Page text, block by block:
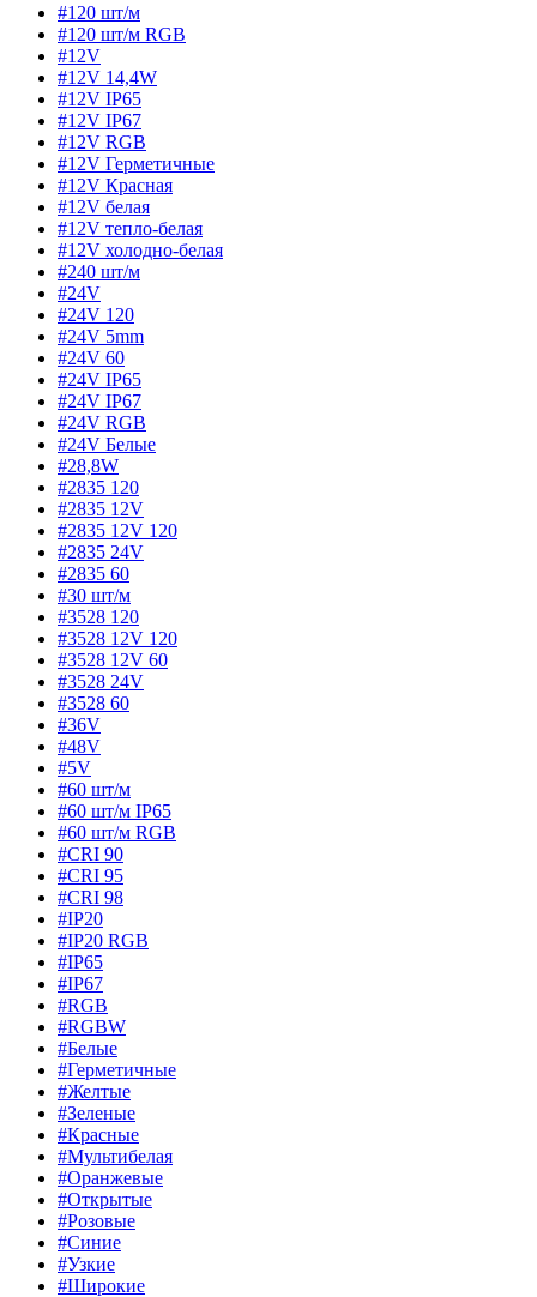
#120 шт/м
#120 шт/м RGB
#12V
#12V 14,4W
#12V IP65
#12V IP67
#12V RGB
#12V Герметичные
#12V Красная
#12V белая
#12V тепло-белая
#12V холодно-белая
#240 шт/м
#24V
#24V 120
#24V 5mm
#24V 60
#24V IP65
#24V IP67
#24V RGB
#24V Белые
#28,8W
#2835 120
#2835 12V
#2835 12V 120
#2835 24V
#2835 60
#30 шт/м
#3528 120
#3528 12V 120
#3528 12V 60
#3528 24V
#3528 60
#36V
#48V
#5V
#60 шт/м
#60 шт/м IP65
#60 шт/м RGB
#CRI 90
#CRI 95
#CRI 98
#IP20
#IP20 RGB
#IP65
#IP67
#RGB
#RGBW
#Белые
#Герметичные
#Желтые
#Зеленые
#Красные
#Мультибелая
#Оранжевые
#Открытые
#Розовые
#Синие
#Узкие
#Широкие